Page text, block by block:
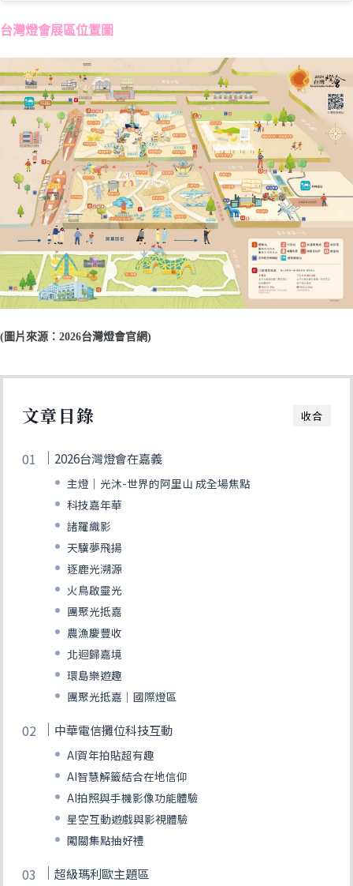
台灣燈會展區位置圖
(圖片來源：2026台灣燈會官網)
收合
文章目錄
2026台灣燈會在嘉義
主燈｜光沐-世界的阿里山 成全場焦點
科技嘉年華
諸羅織影
天驥夢飛揚
逐鹿光溯源
火鳥啟靈光
團聚光抵嘉
農漁慶豐收
北迴歸嘉境
環島樂遊趣
團聚光抵嘉｜國際燈區
中華電信攤位科技互動
AI賀年拍貼超有趣
AI智慧解籤結合在地信仰
AI拍照與手機影像功能體驗
星空互動遊戲與影視體驗
闖關集點抽好禮
超級瑪利歐主題區